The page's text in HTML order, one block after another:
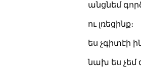
անցնեմ
ու լռեցինք։
ես չգիտէի
նախ ես չեմ